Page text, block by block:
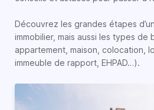
Découvrez les grandes étapes
immobilier, mais aussi les types de
appartement, maison, colocation,
immeuble de rapport, EHPAD…).